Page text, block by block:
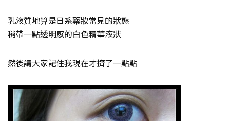
乳液質地算是日系藥妝常見的狀態
稍帶一點透明感的白色精華液狀
然後請大家記住我現在才擠了一點點